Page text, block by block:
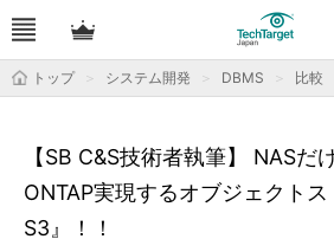
トップ システム開発 DBMS 比較
【SB C&S技術者執筆】 NASだ
ONTAP実現するオブジェクト
S3』！！